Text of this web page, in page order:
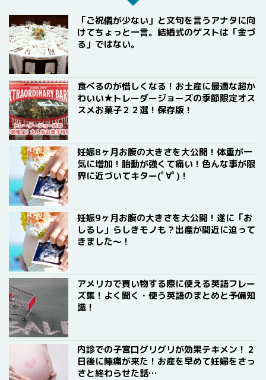
「ご祝儀が少ない」と文句を言うアナタに向
けてちょっと一言。結婚式のゲストは「金づ
る」ではない。
食べるのが惜しくなる！お土産に最適な超か
わいい★トレーダージョーズの季節限定オス
スメお菓子２２選！保存版！
妊娠8ヶ月お腹の大きさを大公開！体重が一
気に増加！胎動が強くて痛い！色んな事が限
界に近づいてキター(ﾟ∀ﾟ)！
妊娠9ヶ月お腹の大きさを大公開！遂に「お
しるし」らしきモノも？出産が間近に迫って
きました〜！
アメリカで買い物する際に使える英語フレー
ズ集！よく聞く・使う英語のまとめと予備知
識！
内診での子宮口グリグリが効果テキメン！２
日後に陣痛が来た！お産を早めて妊婦をさっ
さと終わらせた話…